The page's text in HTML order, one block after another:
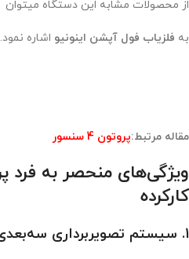
از محصولات مشابه این دستگاه میتوان
به فلزیاب فول آپشن اینونیو اشاره نمود.
مقاله مرتبط:پروتون 4 سنسور
کارکرده
1. سیستم تصویربرداری سه‌بعدی